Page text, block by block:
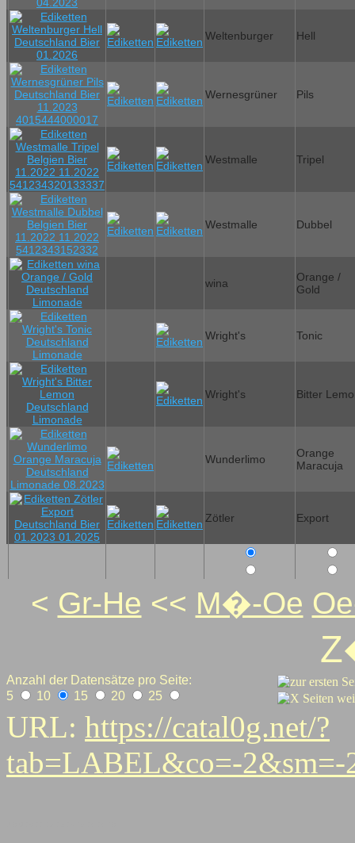
Weltenburger Hell
Wernesgrüner Pils
Westmalle Tripel
Westmalle Dubbel
wina
Orange /
Gold
Wright's Tonic
Wright's Bitter
Wunderlimo
Orange
Maracuja
Zötler Export
< Gr-He << M�-Oe
Anzahl der Datensätze pro Seite:
5
10 15 20 25
URL: https://catal0g.net/?
tab=LABEL&co=-